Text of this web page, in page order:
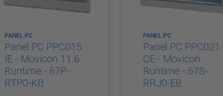
PANEL PC
Panel PC PPC015
IE - Movicon 11.6
Runtime - 67P-
RTP0-KB
PANEL PC
Panel PC PPC021
CE - Movicon
Runtime - 67S-
RRJ0-EB